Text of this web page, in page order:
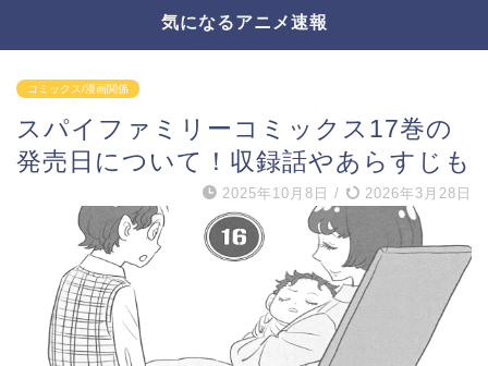
気になるアニメ速報
コミックス/漫画関係
スパイファミリーコミックス17巻の
発売日について！収録話やあらすじも
2025年10月8日 / 2026年3月28日